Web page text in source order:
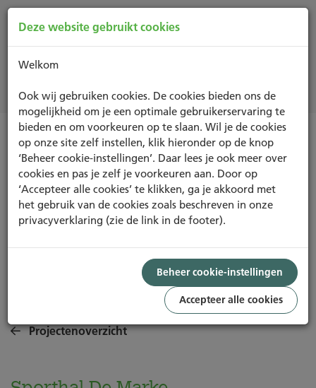
Projecten
Foto: AGS Architects
NIEUWBOUW EN RENOVATIE
PROJECT
Projectenoverzicht
Deze website gebruikt cookies
Welkom
Ook wij gebruiken cookies. De cookies bieden ons de
mogelijkheid om je een optimale gebruikerservaring te
bieden en om voorkeuren op te slaan. Wil je de cookies
op onze site zelf instellen, klik hieronder op de knop
‘Beheer cookie-instellingen’. Daar lees je ook meer over
cookies en pas je zelf je voorkeuren aan. Door op
‘Accepteer alle cookies’ te klikken, ga je akkoord met
het gebruik van de cookies zoals beschreven in onze
privacyverklaring (zie de link in de footer).
Beheer cookie-instellingen
Accepteer alle cookies